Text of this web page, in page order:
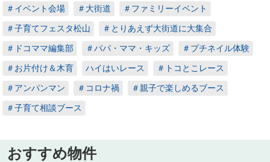
＃イベント会場
＃大街道 ＃ファミリーイベント
＃子育てフェスタ松山 ＃とりあえず大街道に大集合
＃ドコママ編集部 ＃パパ・ママ・キッズ ＃プチネイル体験
＃お片付け＆木育 ハイはいレース ＃トコとこレース
＃アンパンマン ＃コロナ禍 ＃親子で楽しめるブース
＃子育て相談ブース
おすすめ物件